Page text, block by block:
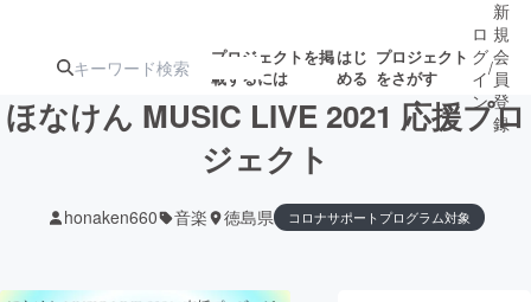
プロジェクトを掲
載するには
はじ
める
プロジェクト
をさがす
ジェクト
ターン
注目の新着プロ
ジェクト
募集終了が近いプ
ロジェクト
もうすぐ公開
されます
ロ
グ
イ
ン
/
新
規
会
員
登
録
ほなけん MUSIC LIVE 2021 応援プロ
ジェクト
honaken660 音楽 徳島県 コロナサポートプログラム対象